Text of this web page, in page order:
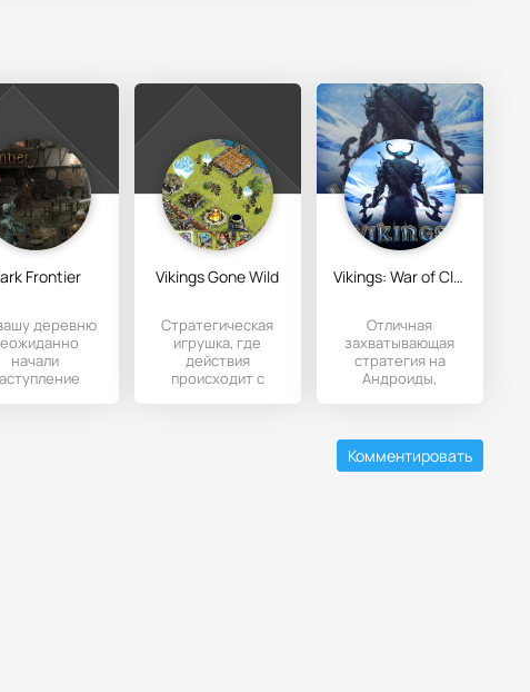
Frontier
деревню
начали
Vikings Gone Wild
Стратегическая
игрушка, где
действия
происходит с
Vikings: War of Clans
Отличная
захватывающая
стратегия на
Андроиды,
Комментировать